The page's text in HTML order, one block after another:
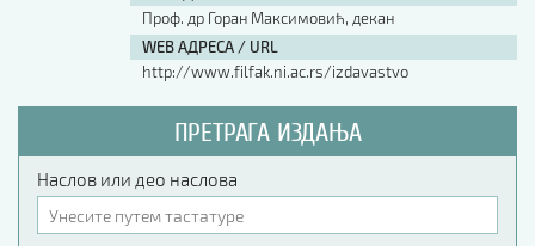
Проф. др Горан Максимовић, декан
WEB АДРЕСА / URL
http://www.filfak.ni.ac.rs/izdavastvo
ПРЕТРАГА ИЗДАЊА
Наслов или део наслова